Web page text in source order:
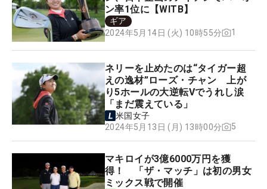
ン率1位に【WITB】
ギア
2024年5月14日 (火) 10時55分
1
ネリーを止めたのは“タイガー超
えの逸材”ローズ・チャン 上が
り5ホールの大逆転Vでうれし涙
「まだ震えている」
米国女子
2024年5月13日 (月) 13時00分
5
マキロイが3億6000万円を獲
得！ 「ザ・マッチ」は初の男女
ミックス戦で開催